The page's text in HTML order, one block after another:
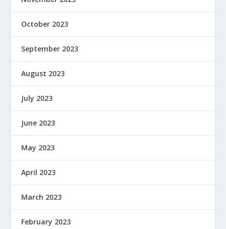
October 2023
September 2023
August 2023
July 2023
June 2023
May 2023
April 2023
March 2023
February 2023